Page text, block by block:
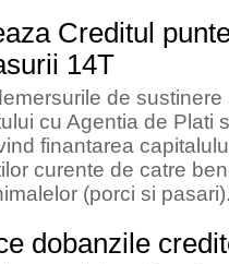
Creditul
14T
de
cu Agentia de Plati
finantarea
curente de catre
(porci si
dobanzile